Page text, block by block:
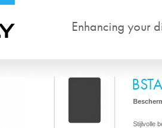
Enhancing your
Stijlvolle